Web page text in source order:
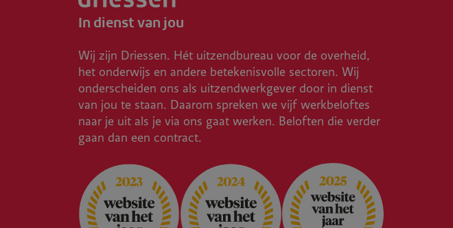
In dienst van jou
Wij zijn Driessen. Hét uitzendbureau voor de overheid,
het onderwijs en andere betekenisvolle sectoren. Wij
onderscheiden ons als uitzendwerkgever door in dienst
van jou te staan. Daarom spreken we vijf werkbeloftes
naar je uit als je via ons gaat werken. Beloften die verder
gaan dan een contract.